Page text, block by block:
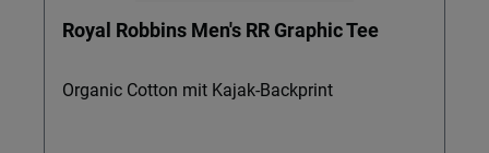
Royal Robbins Men's RR Graphic Tee
Organic Cotton mit Kajak-Backprint